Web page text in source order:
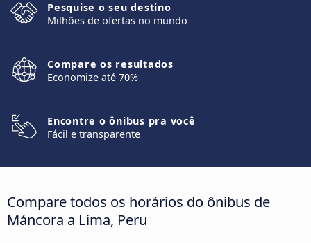
Pesquise o seu destino
Milhões de ofertas no mundo
Compare os resultados
Economize até 70%
Encontre o ônibus pra você
Fácil e transparente
Compare todos os horários do ônibus de
Máncora a Lima, Peru